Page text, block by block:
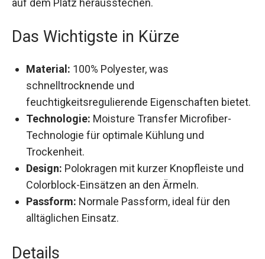
auf dem Platz herausstechen.
Das Wichtigste in Kürze
Material: 100% Polyester, was
schnelltrocknende und
feuchtigkeitsregulierende Eigenschaften
bietet.
Technologie:Moisture Transfer Microfiber-
Technologie für optimale Kühlung und
Trockenheit.
Design:Polokragen mit kurzer Knopfleiste und
Colorblock-Einsätzen an den Ärmeln.
Passform:Normale Passform, ideal für den